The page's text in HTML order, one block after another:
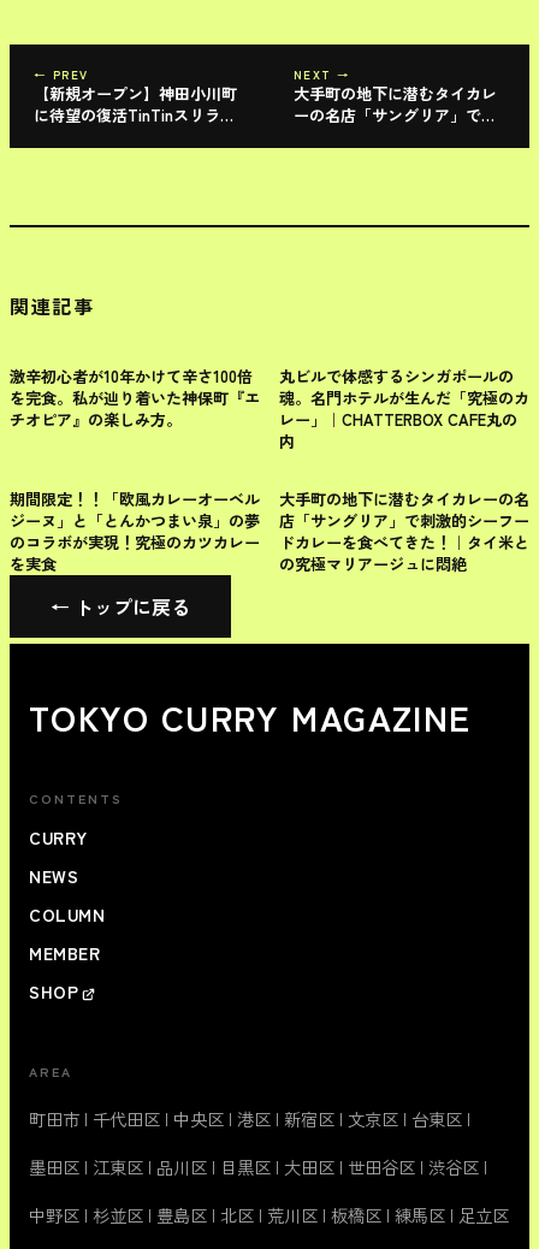
← PREV
【新規オープン】神田小川町
に待望の復活TinTinスリラン
NEXT →
大手町の地下に潜むタイカレ
ーの名店「サングリア」で刺
関連記事
千代田区
激辛初心者が10年かけて辛さ100倍
を完食。私が辿り着いた神保町『エ
チオピア』の楽しみ方。
千代田区
丸ビルで体感するシンガポールの
魂。名門ホテルが生んだ「究極のカ
レー」｜CHATTERBOX CAFE丸の
内
千代田区
期間限定！！「欧風カレーオーベル
ジーヌ」と「とんかつまい泉」の夢
のコラボが実現！究極のカツカレー
を実食
千代田区
大手町の地下に潜むタイカレーの名
店「サングリア」で刺激的シーフー
ドカレーを食べてきた！｜タイ米と
の究極マリアージュに悶絶
← トップに戻る
TOKYO CURRY MAGAZINE
CONTENTS
CURRY
NEWS
COLUMN
MEMBER
SHOP
AREA
町田市 | 千代田区 | 中央区 | 港区 | 新宿区 | 文京区 | 台東区 |
墨田区 | 江東区 | 品川区 | 目黒区 | 大田区 | 世田谷区 | 渋谷区 |
中野区 | 杉並区 | 豊島区 | 北区 | 荒川区 | 板橋区 | 練馬区 | 足立区